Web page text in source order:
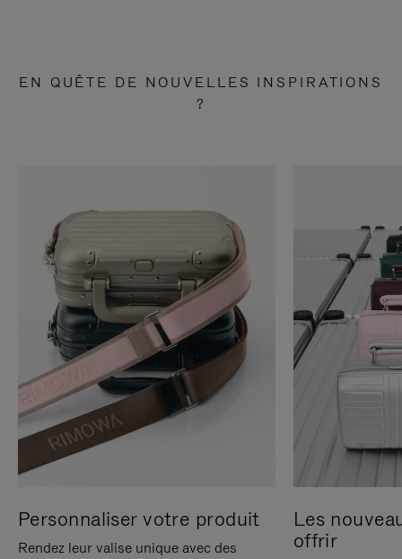
EN QUÊTE DE NOUVELLES INSPIRATIONS
?
Personnaliser votre produit
Rendez leur valise unique avec des
Les
offrir